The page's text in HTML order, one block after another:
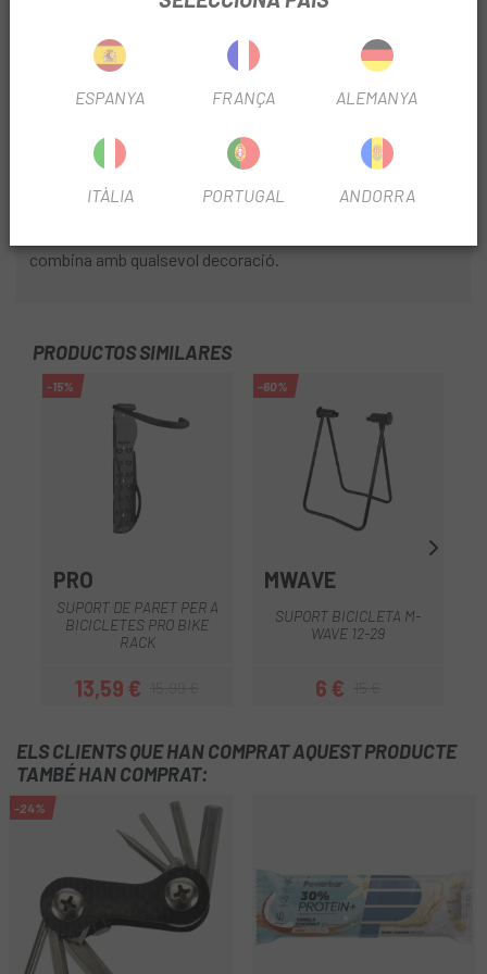
AVANTATGES:
- Protegeix la teva bicicleta: En evitar que la bicicleta es
- Organització: Mantingues la teva bicicleta ordenada ia
combina amb qualsevol decoració.
PRODUCTOS SIMILARES
-15%
PRO
SUPORT DE PARET PER A
BICICLETES PRO BIKE
RACK
Preu
13,59 €Preu regular
-60%
MWAVE
SUPORT BICICLETA M-
WAVE 12-29
6 €
ELS CLIENTS QUE HAN COMPRAT AQUEST PRODUCTE
TAMBÉ HAN COMPRAT:
-24%
ESPANYA FRANÇA ALEMANYA
ITÀLIA PORTUGAL ANDORRA